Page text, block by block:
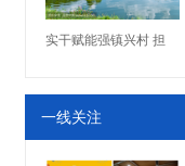
实干赋能强镇兴村 担
一线关注